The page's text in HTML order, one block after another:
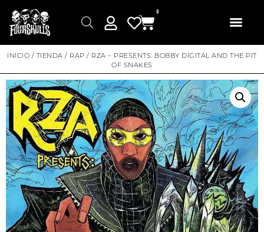
0
INICIO / TIENDA / RAP / RZA – PRESENTS: BOBBY DIGITAL AND THE PIT
OF SNAKES